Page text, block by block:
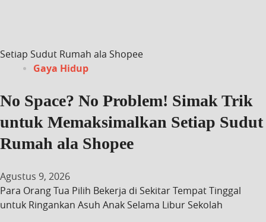
Setiap Sudut Rumah ala Shopee
Gaya Hidup
No Space? No Problem! Simak Trik
untuk Memaksimalkan Setiap Sudut
Rumah ala Shopee
Agustus 9, 2026
Para Orang Tua Pilih Bekerja di Sekitar Tempat Tinggal
untuk Ringankan Asuh Anak Selama Libur Sekolah